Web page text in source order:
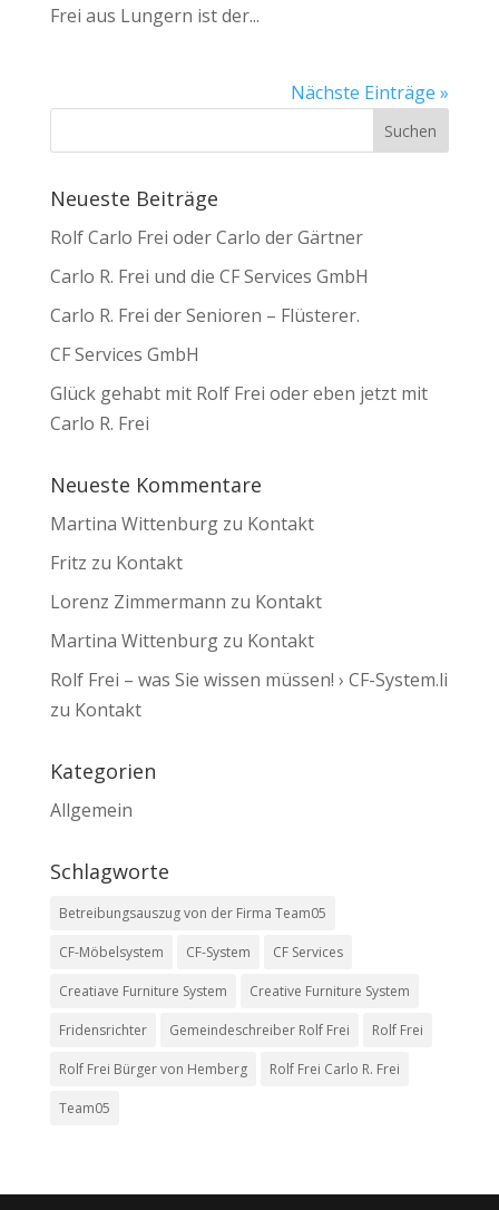
Frei aus Lungern ist der...
Nächste Einträge »
Neueste Beiträge
Rolf Carlo Frei oder Carlo der Gärtner
Carlo R. Frei und die CF Services GmbH
Carlo R. Frei der Senioren – Flüsterer.
CF Services GmbH
Glück gehabt mit Rolf Frei oder eben jetzt mit
Carlo R. Frei
Neueste Kommentare
Martina Wittenburgzu Kontakt
Fritz zu Kontakt
Lorenz Zimmermann zu Kontakt
Martina Wittenburgzu Kontakt
Rolf Frei – was Sie wissen müssen! › CF-System.li
zu Kontakt
Kategorien
Allgemein
Schlagworte
Betreibungsauszug von der Firma Team05
CF-Möbelsystem CF-System CF Services
Creatiave Furniture System Creative Furniture System
Fridensrichter Gemeindeschreiber Rolf Frei Rolf Frei
Rolf Frei Bürger von Hemberg Rolf Frei Carlo R. Frei
Team05